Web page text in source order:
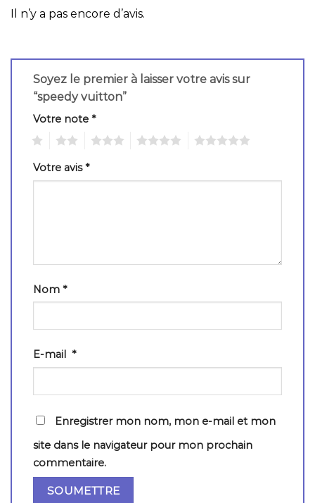
Il n’y a pas encore d’avis.
Soyez le premier à laisser votre avis sur
“speedy vuitton”
Votre note *
Votre avis*
Nom *
E-mail *
Enregistrer mon nom, mon e-mail et mon
site dans le navigateur pour mon prochain
commentaire.